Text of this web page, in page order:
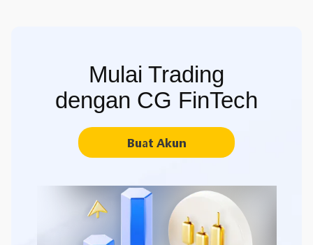
Mulai Trading
dengan CG FinTech
Buat Akun